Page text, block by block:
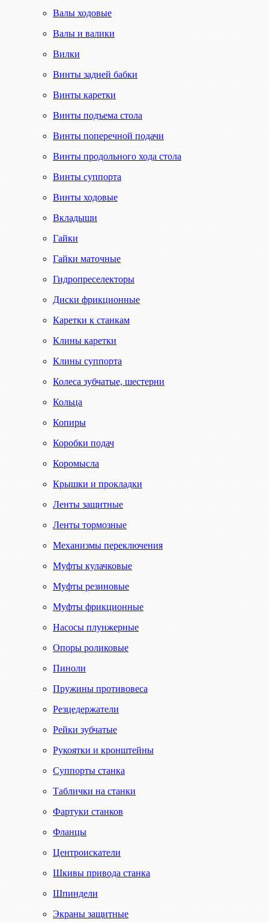
Валы ходовые
Валы и валики
Вилки
Винты задней бабки
Винты каретки
Винты подъема стола
Винты поперечной подачи
Винты продольного хода стола
Винты суппорта
Винты ходовые
Вкладыши
Гайки
Гайки маточные
Гидропреселекторы
Диски фрикционные
Каретки к станкам
Клины каретки
Клины суппорта
Колеса зубчатые, шестерни
Кольца
Копиры
Коробки подач
Коромысла
Крышки и прокладки
Ленты защитные
Ленты тормозные
Механизмы переключения
Муфты кулачковые
Муфты резиновые
Муфты фрикционные
Насосы плунжерные
Опоры роликовые
Пиноли
Пружины противовеса
Резцедержатели
Рейки зубчатые
Рукоятки и кронштейны
Суппорты станка
Таблички на станки
Фартуки станков
Фланцы
Центроискатели
Шкивы привода станка
Шпиндели
Экраны защитные